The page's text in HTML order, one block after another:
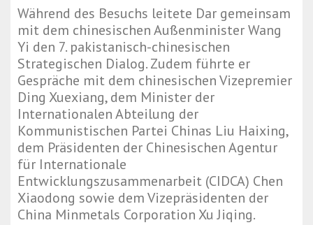
Während des Besuchs leitete Dar gemeinsam
mit dem chinesischen Außenminister Wang
Yi den 7. pakistanisch-chinesischen
Strategischen Dialog. Zudem führte er
Gespräche mit dem chinesischen Vizepremier
Ding Xuexiang, dem Minister der
Internationalen Abteilung der
Kommunistischen Partei Chinas Liu Haixing,
dem Präsidenten der Chinesischen Agentur
für Internationale
Entwicklungszusammenarbeit (CIDCA) Chen
Xiaodong sowie dem Vizepräsidenten der
China Minmetals Corporation Xu Jiqing.